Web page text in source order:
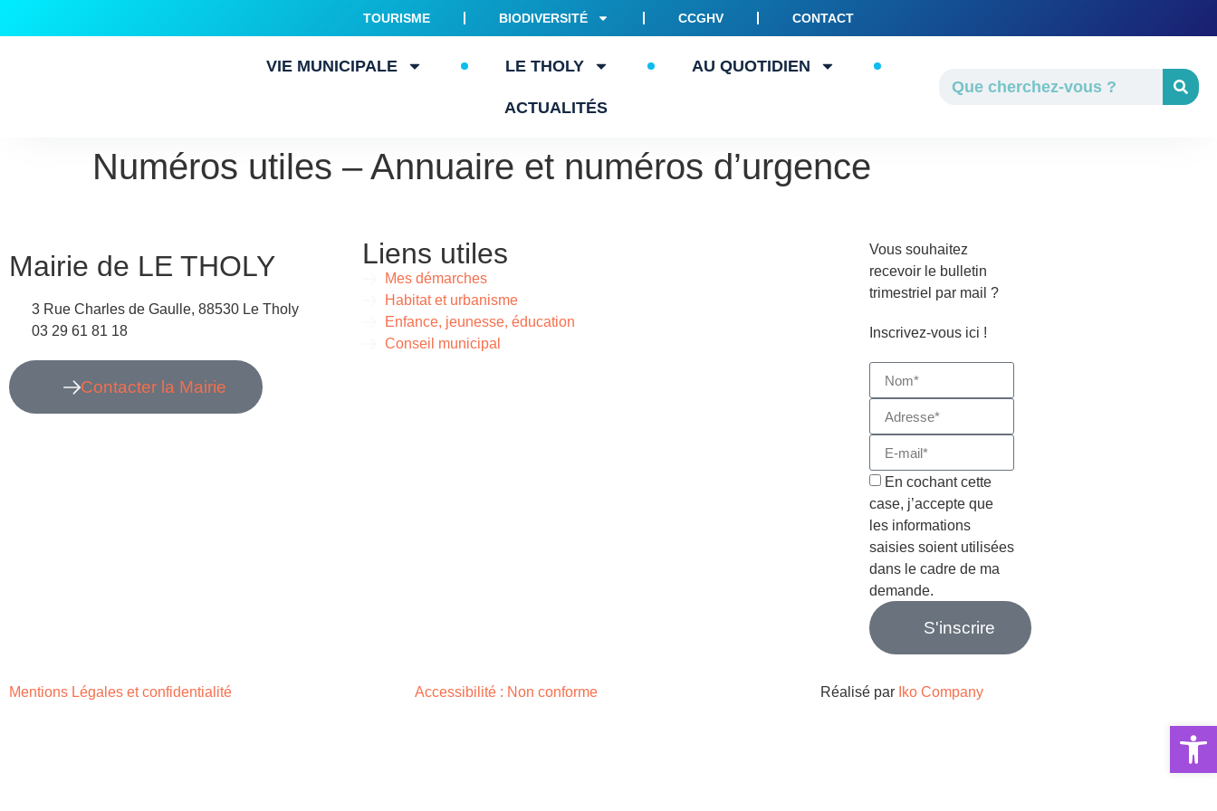
TOURISME BIODIVERSITÉ CCGHV CONTACT
VIE MUNICIPALE LE THOLY AU QUOTIDIEN
ACTUALITÉS
Numéros utiles – Annuaire et numéros d’urgence
Mairie de LE THOLY
3 Rue Charles de Gaulle, 88530 Le Tholy
03 29 61 81 18
Contacter la Mairie
Liens utiles
Mes démarches
Habitat et urbanisme
Enfance, jeunesse, éducation
Conseil municipal
Vous souhaitez
recevoir le bulletin
trimestriel par mail ?
Inscrivez-vous ici !
En cochant cette
case, j’accepte que
les informations
saisies soient utilisées
dans le cadre de ma
demande.
S'inscrire
Mentions Légales et confidentialité Accessibilité : Non conforme Réalisé par Iko Company
Ouvrir